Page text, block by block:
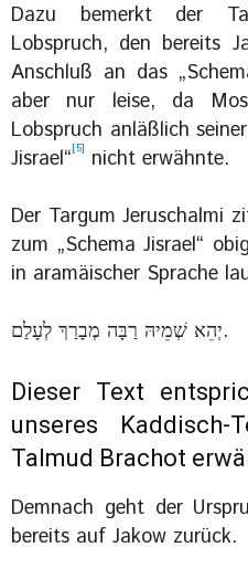
Dazu bemerkt der
Lobspruch, den bereits
Anschluß an das
aber nur leise, da
Lobspruch anläßlich
Jisrael“[5] nicht erwähnte.
Der Targum Jeruschalmi
zum „Schema Jisrael“
in aramäischer Sprache
יְהֵא שְׁמֵיהּ רַבָּה מְבָרַךְ לְעָלַם.
Dieser Text
unseres
Talmud Brachot
Demnach geht der
bereits auf Jakow zurück.